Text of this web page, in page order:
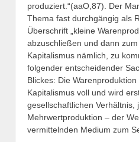
produziert.“(aaO,87). Der
Thema fast durchgängig als
Überschrift „kleine
abzuschließen und dann zum
Kapitalismus nämlich, zu
folgender entscheidender
Blickes: Die
Kapitalismus voll und wird
gesellschaftlichen Verhältnis,
Mehrwertproduktion – der
vermittelnden Medium zum